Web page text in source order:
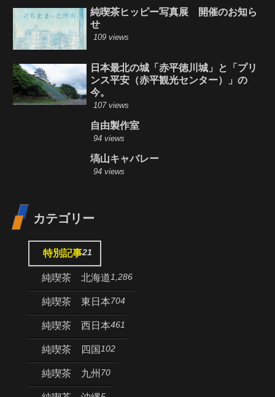
純喫茶ヒッピー写真展 開催のお知ら
せ
109 views
日本最北の城「赤平徳川城」と「プリ
ンス平安（赤平観光センター）」の
今。
107 views
自由製作室
94 views
塙山キャバレー
94 views
カテゴリー
特別記事21
純喫茶 北海道1,286
純喫茶 東日本704
純喫茶 西日本461
純喫茶 四国 102
純喫茶 九州 70